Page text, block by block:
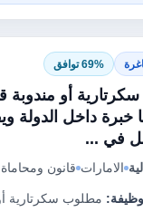
69% توافق
أو مندوبة
خبرة داخل الدولة
في ...
الامارات قانون ومحاماة
مطلوب سكرتارية أو